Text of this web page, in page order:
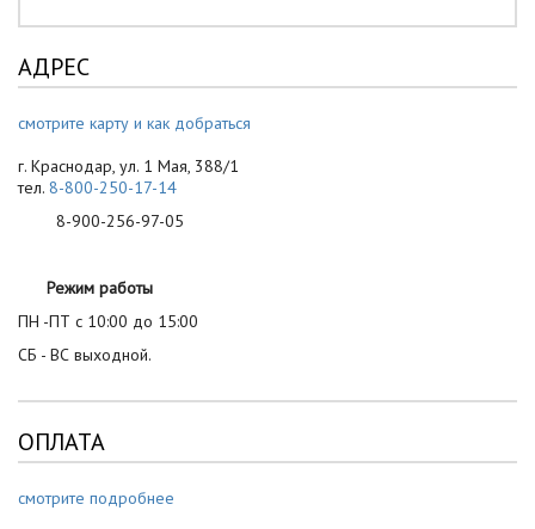
АДРЕС
смотрите карту и как добраться
г. Краснодар, ул. 1 Мая, 388/1
тел. 8-800-250-17-14
8-900-256-97-05
Режим работы
ПН -ПТ с 10:00 до 15:00
СБ - ВС выходной.
ОПЛАТА
смотрите подробнее